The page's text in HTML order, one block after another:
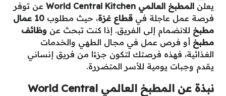
يعلن المطبخ العالمي World Central Kitchen
عن توفر
فرصة عمل عاجلة في قطاع غزة، حيث مطلوب
10 عمال
مطبخ للانضمام إلى الفريق. إذا كنت تبحث عن وظائف
مطبخ أو فرص عمل في مجال الطهي والخدمات
الغذائية، فهذه فرصتك لتكون جزءًا من فريق إنساني
يقدم وجبات يومية للأسر المتضررة.
نبذة عن المطبخ العالمي World Central